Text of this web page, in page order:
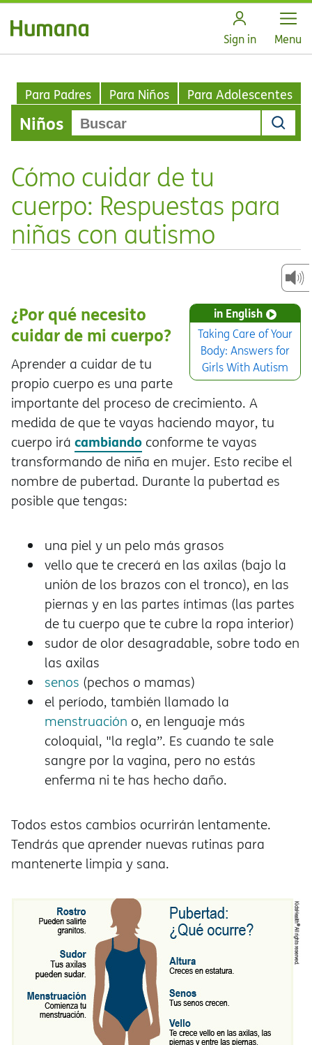
Sign in Open
Menu
Para Padres Para Niños Para Adolescentes
Niños
Cómo cuidar de tu
cuerpo: Respuestas para
niñas con autismo
in English
Taking Care of Your
Body: Answers for
Girls With Autism
¿Por qué necesito
cuidar de mi cuerpo?
Aprender a cuidar de tu
propio cuerpo es una parte
importante del proceso de crecimiento. A
medida de que te vayas haciendo mayor, tu
cuerpo ir cambiando conforme te vayas
transformando de niña en mujer. Esto recibe el
nombre de pubertad. Durante la pubertad es
posible que tengas:
una piel y un pelo más grasos
vello que te crecerá en las axilas (bajo la
unión de los brazos con el tronco), en las
piernas y en las partes íntimas (las partes
de tu cuerpo que te cubre la ropa interior)
sudor de olor desagradable, sobre todo en
las axilas
senos (pechos o mamas)
el período, también llamado la
menstruación o, en lenguaje más
coloquial, "la regla”. Es cuando te sale
sangre por la vagina, pero no estás
enferma ni te has hecho daño.
Todos estos cambios ocurrirán lentamente.
Tendrás que aprender nuevas rutinas para
mantenerte limpia y sana.